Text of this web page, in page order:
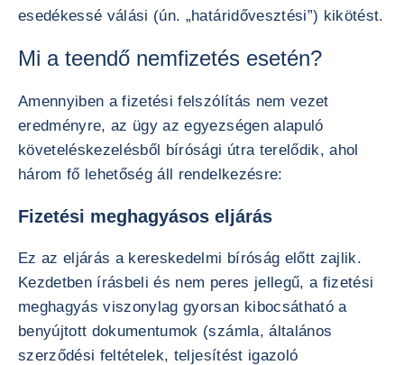
esedékessé válási (ún. „határidővesztési”) kikötést.
Mi a teendő nemfizetés esetén?
Amennyiben a fizetési felszólítás nem vezet
eredményre, az ügy az egyezségen alapuló
követeléskezelésből bírósági útra terelődik, ahol
három fő lehetőség áll rendelkezésre:
Fizetési meghagyásos eljárás
Ez az eljárás a kereskedelmi bíróság előtt zajlik.
Kezdetben írásbeli és nem peres jellegű, a fizetési
meghagyás viszonylag gyorsan kibocsátható a
benyújtott dokumentumok (számla, általános
szerződési feltételek, teljesítést igazoló